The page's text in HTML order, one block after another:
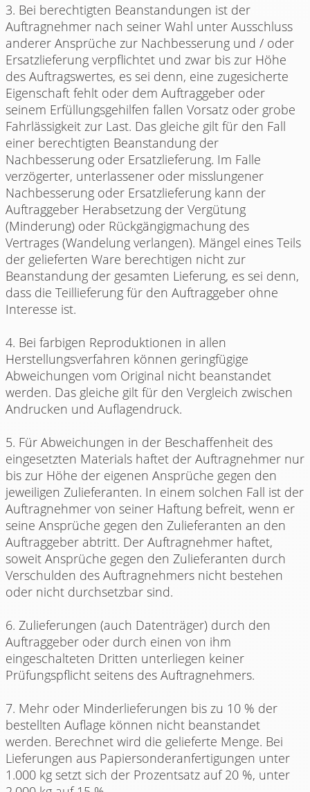
3. Bei berechtigten Beanstandungen ist der
Auftragnehmer nach seiner Wahl unter Ausschluss
anderer Ansprüche zur Nachbesserung und / oder
Ersatzlieferung verpflichtet und zwar bis zur Höhe
des Auftragswertes, es sei denn, eine zugesicherte
Eigenschaft fehlt oder dem Auftraggeber oder
seinem Erfüllungsgehilfen fallen Vorsatz oder grobe
Fahrlässigkeit zur Last. Das gleiche gilt für den Fall
einer berechtigten Beanstandung der
Nachbesserung oder Ersatzlieferung. Im Falle
verzögerter, unterlassener oder misslungener
Nachbesserung oder Ersatzlieferung kann der
Auftraggeber Herabsetzung der Vergütung
(Minderung) oder Rückgängigmachung des
Vertrages (Wandelung verlangen). Mängel eines Teils
der gelieferten Ware berechtigen nicht zur
Beanstandung der gesamten Lieferung, es sei denn,
dass die Teillieferung für den Auftraggeber ohne
Interesse ist.
4. Bei farbigen Reproduktionen in allen
Herstellungsverfahren können geringfügige
Abweichungen vom Original nicht beanstandet
werden. Das gleiche gilt für den Vergleich zwischen
Andrucken und Auflagendruck.
5. Für Abweichungen in der Beschaffenheit des
eingesetzten Materials haftet der Auftragnehmer nur
bis zur Höhe der eigenen Ansprüche gegen den
jeweiligen Zulieferanten. In einem solchen Fall ist der
Auftragnehmer von seiner Haftung befreit, wenn er
seine Ansprüche gegen den Zulieferanten an den
Auftraggeber abtritt. Der Auftragnehmer haftet,
soweit Ansprüche gegen den Zulieferanten durch
Verschulden des Auftragnehmers nicht bestehen
oder nicht durchsetzbar sind.
6. Zulieferungen (auch Datenträger) durch den
Auftraggeber oder durch einen von ihm
eingeschalteten Dritten unterliegen keiner
Prüfungspflicht seitens des Auftragnehmers.
7. Mehr oder Minderlieferungen bis zu 10 % der
bestellten Auflage können nicht beanstandet
werden. Berechnet wird die gelieferte Menge. Bei
Lieferungen aus Papiersonderanfertigungen unter
1.000 kg setzt sich der Prozentsatz auf 20 %, unter